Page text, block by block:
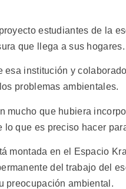
estudiantes de la
que llega a sus hogares.
esa institución y
problemas ambientales.
mucho que hubiera
lo que es preciso hacer
montada en el Espacio
del trabajo del
preocupación ambiental.